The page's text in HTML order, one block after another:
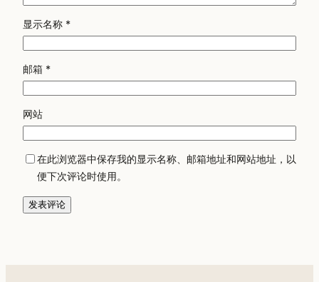
显示名称 *
邮箱 *
网站
在此浏览器中保存我的显示名称、邮箱地址和网站地址，以
便下次评论时使用。